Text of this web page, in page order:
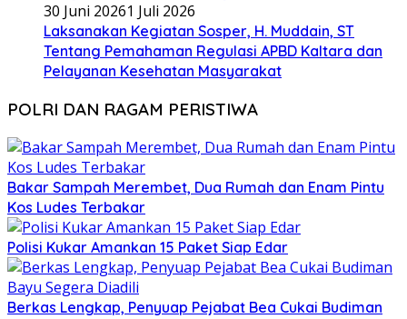
30 Juni 20261 Juli 2026
Laksanakan Kegiatan Sosper, H. Muddain, ST
Tentang Pemahaman Regulasi APBD Kaltara dan
Pelayanan Kesehatan Masyarakat
POLRI DAN RAGAM PERISTIWA
Bakar Sampah Merembet, Dua Rumah dan Enam Pintu
Kos Ludes Terbakar
Polisi Kukar Amankan 15 Paket Siap Edar
Berkas Lengkap, Penyuap Pejabat Bea Cukai Budiman